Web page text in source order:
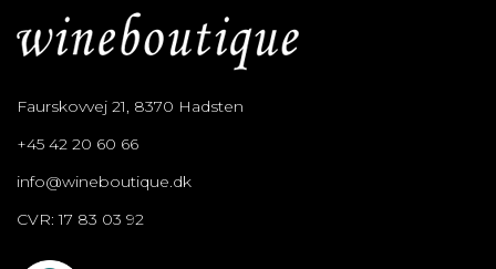
Faurskovvej 21, 8370 Hadsten
+45 42 20 60 66
info@wineboutique.dk
CVR: 17 83 03 92